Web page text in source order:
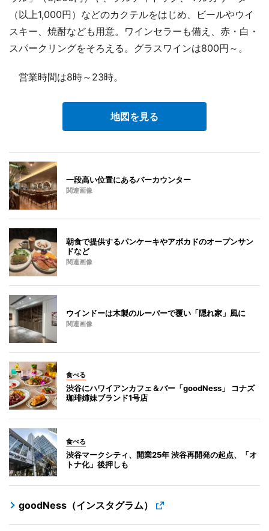
（以上1,000円）などのカクテルをはじめ、ビールやウイ
スキー、焼酎なども用意。ワインセラーも備え、赤・白・
スパークリングをそろえる。グラスワインは800円～。
営業時間は8時～23時。
地図を見る
一段高い位置にあるバーカウンター
関連画像
朝食で提供するパンケーキやアボカドのオープンサン
ドなど
関連画像
ウインドーは木製のルーバーで覆い「隠れ家」風に
関連画像
食べる
渋谷にハワイアンカフェ＆バー「goodNess」 コナズ
珈琲姉妹ブランド1号店
食べる
渋谷マークシティ、開業25年 渋谷再開発の起点、「オ
トナ化」後押しも
goodNess（インスタグラム）